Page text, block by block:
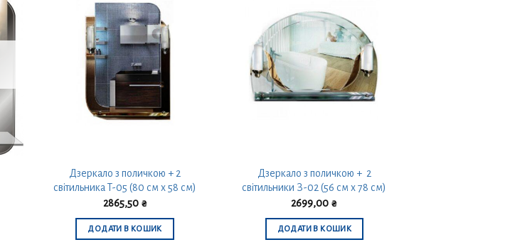
Дзеркало з поличкою + 2
світильника T-05 (80 см х 58 см)
2865,50 ₴
ДОДАТИ В КОШИК
Дзеркало з поличкою + 2
світильники З-02 (56 см х 78 см)
2699,00 ₴
ДОДАТИ В КОШИК